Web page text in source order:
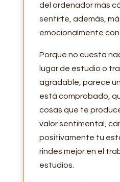
del ordenador más
sentirte, además,
emocionalmente con
Porque no cuesta
lugar de estudio o
agradable, parece
está comprobado,
cosas que te
valor sentimental,
positivamente tu
rindes mejor en el
estudios.